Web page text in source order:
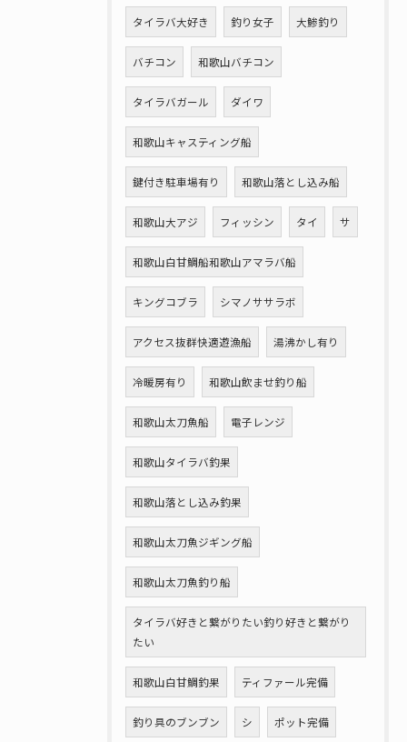
タイラバ大好き 釣り女子 大鯵釣り
バチコン 和歌山バチコン
タイラバガール ダイワ
和歌山キャスティング船
鍵付き駐車場有り 和歌山落とし込み船
和歌山大アジ フィッシン タイ サ
和歌山白甘鯛船和歌山アマラバ船
キングコブラ シマノササラボ
アクセス抜群快適遊漁船 湯沸かし有り
冷暖房有り 和歌山飲ませ釣り船
和歌山太刀魚船 電子レンジ
和歌山タイラバ釣果
和歌山落とし込み釣果
和歌山太刀魚ジギング船
和歌山太刀魚釣り船
タイラバ好きと繋がりたい釣り好きと繋がり
たい
和歌山白甘鯛釣果 ティファール完備
釣り具のブンブン シ ポット完備